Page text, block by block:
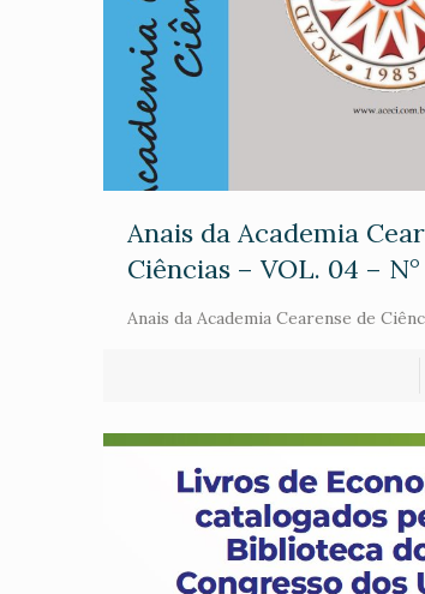
Anais da Academia
Ciências – VOL. 04 –
Anais da Academia Cearense de